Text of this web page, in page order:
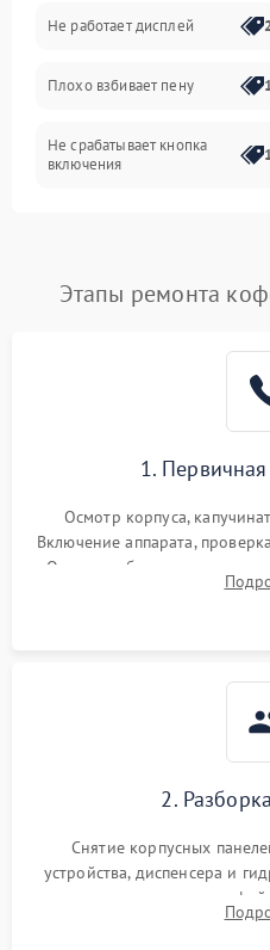
Управление и электроника
Программное обеспечение
Не работает дисплей
Плохо взбивает пену
Не срабатывает кнопка
включения
Постоянные сбои в работе
Этапы ремонта
1.
Осмотр корпуса,
Включение аппарата,
Оценка работы помпы,
Измерение температуры и
2.
Снятие корпусных
устройства, диспенсера и
внутренних узлов от
Промывка дренажных